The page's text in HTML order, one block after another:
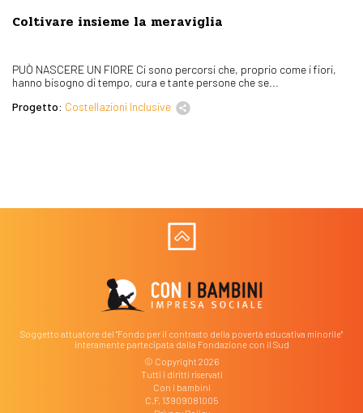
Coltivare insieme la meraviglia
PUÒ NASCERE UN FIORE Ci sono percorsi che, proprio come i fiori,
hanno bisogno di tempo, cura e tante persone che se...
Progetto: Costellazioni Inclusive
Soggetto attuatore del "Fondo per il contrasto della povertà educativa minorile"
interamente partecipata dalla Fondazione con il Sud
© Copyright 2026
Tutti i diritti riservati
Con i bambini
C.F. 13909081005